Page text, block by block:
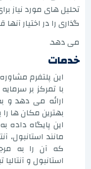
تحلیل های مورد نیاز
گذاری را در اختیار آنها
می دهد.
خدمات
این پلتفرم
با تمرکز بر
ارائه می دهد و
بهترین مکان ها را
این پایگاه داده
مانند استانبول،
که آن را به
استانبول و